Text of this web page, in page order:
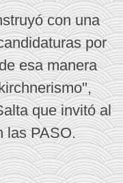
con una
por
esa manera
que invitó al
las PASO.